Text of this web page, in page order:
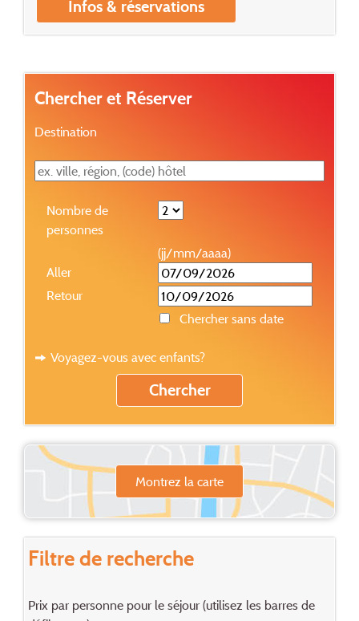
Infos & réservations
Chercher et Réserver
Destination
Nombre de
personnes
(jj/mm/aaaa)
Aller
Retour
Chercher sans date
Voyagez-vous avec enfants?
Montrez la carte
Filtre de recherche
Prix par personne pour le séjour (utilisez les barres de